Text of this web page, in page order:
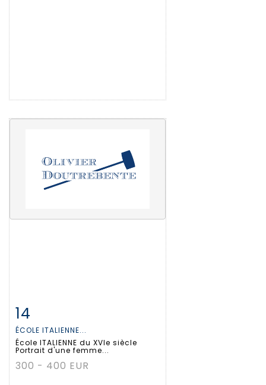
Item detail
14
ÉCOLE ITALIENNE...
École ITALIENNE du XVIe siècle
Portrait d'une femme...
300 - 400 EUR